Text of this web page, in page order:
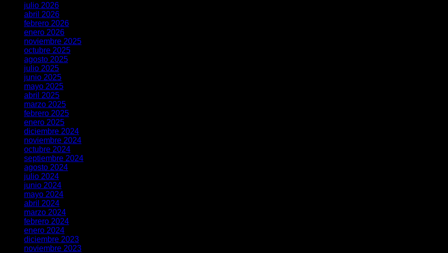
julio 2026
abril 2026
febrero 2026
enero 2026
noviembre 2025
octubre 2025
agosto 2025
julio 2025
junio 2025
mayo 2025
abril 2025
marzo 2025
febrero 2025
enero 2025
diciembre 2024
noviembre 2024
octubre 2024
septiembre 2024
agosto 2024
julio 2024
junio 2024
mayo 2024
abril 2024
marzo 2024
febrero 2024
enero 2024
diciembre 2023
noviembre 2023